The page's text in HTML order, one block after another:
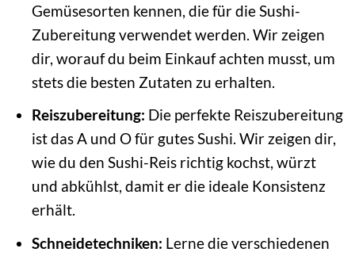
Gemüsesorten kennen, die für die Sushi-
Zubereitung verwendet werden. Wir zeigen
dir, worauf du beim Einkauf achten musst, um
stets die besten Zutaten zu erhalten.
Reiszubereitung: Die perfekte Reiszubereitung
ist das A und O für gutes Sushi. Wir zeigen dir,
wie du den Sushi-Reis richtig kochst, würzt
und abkühlst, damit er die ideale Konsistenz
erhält.
Schneidetechniken: Lerne die verschiedenen